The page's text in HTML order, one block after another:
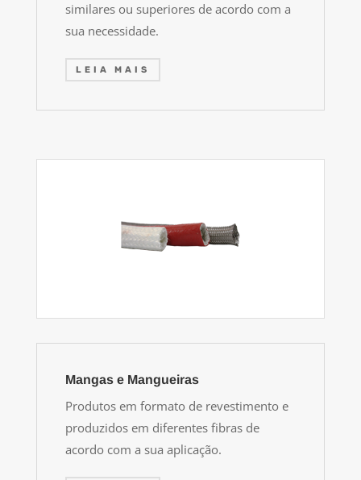
similares ou superiores de acordo com a
sua necessidade.
LEIA MAIS
Mangas e Mangueiras
Produtos em formato de revestimento e
produzidos em diferentes fibras de
acordo com a sua aplicação.